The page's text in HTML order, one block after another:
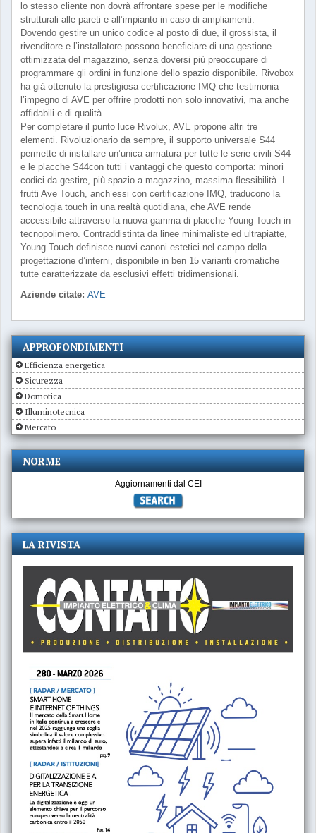
lo stesso cliente non dovrà affrontare spese per le modifiche
strutturali alle pareti e all’impianto in caso di ampliamenti.
Dovendo gestire un unico codice al posto di due, il grossista, il
rivenditore e l’installatore possono beneficiare di una gestione
ottimizzata del magazzino, senza doversi più preoccupare di
programmare gli ordini in funzione dello spazio disponibile. Rivobox
ha già ottenuto la prestigiosa certificazione IMQ che testimonia
l’impegno di AVE per offrire prodotti non solo innovativi, ma anche
affidabili e di qualità.
Per completare il punto luce Rivolux, AVE propone altri tre
elementi. Rivoluzionario da sempre, il supporto universale S44
permette di installare un’unica armatura per tutte le serie civili S44
e le placche S44con tutti i vantaggi che questo comporta: minori
codici da gestire, più spazio a magazzino, massima flessibilità. I
frutti Ave Touch, anch’essi con certificazione IMQ, traducono la
tecnologia touch in una realtà quotidiana, che AVE rende
accessibile attraverso la nuova gamma di placche Young Touch in
tecnopolimero. Contraddistinta da linee minimaliste ed ultrapiatte,
Young Touch definisce nuovi canoni estetici nel campo della
progettazione d’interni, disponibile in ben 15 varianti cromatiche
tutte caratterizzate da esclusivi effetti tridimensionali.
Aziende citate: AVE
APPROFONDIMENTI
Efficienza energetica
Sicurezza
Domotica
Illuminotecnica
Mercato
NORME
Aggiornamenti dal CEI
LA RIVISTA